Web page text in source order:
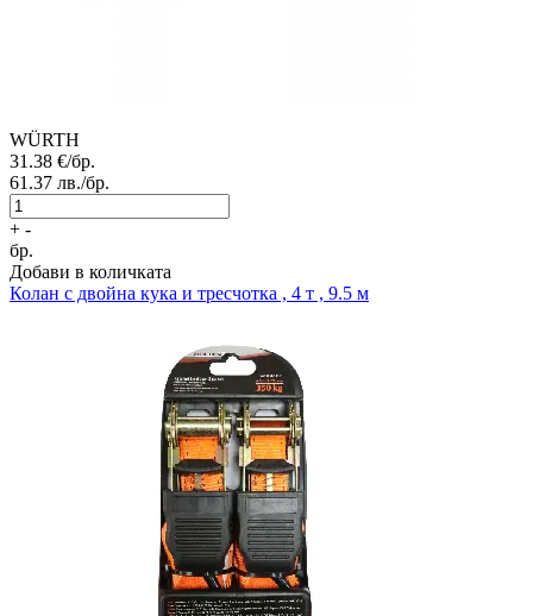
WÜRTH
31.38 €/бр.
61.37 лв./бр.
+ -
бр.
Добави в количката
Колан с двойна кука и тресчотка , 4 т , 9.5 м